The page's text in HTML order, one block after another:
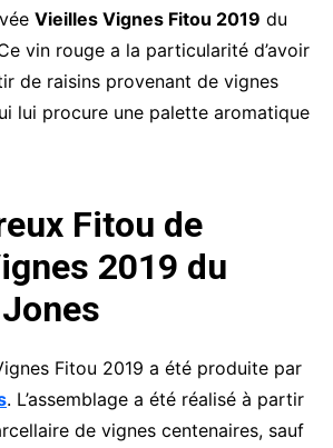
Vieilles Vignes Fitou 2019 du
vin rouge a la particularité d’avoir
de raisins provenant de vignes
lui procure une palette aromatique
Fitou de
2019 du
Fitou 2019 a été produite par
. L’assemblage a été réalisé à partir
de vignes centenaires, sauf